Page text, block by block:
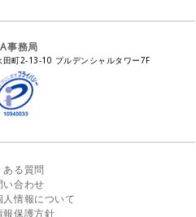
市場提供禁止について
て
事務局
町2-13-10 プルデンシャルタワー7F
ある質問
い合わせ
情報について
報保護方針